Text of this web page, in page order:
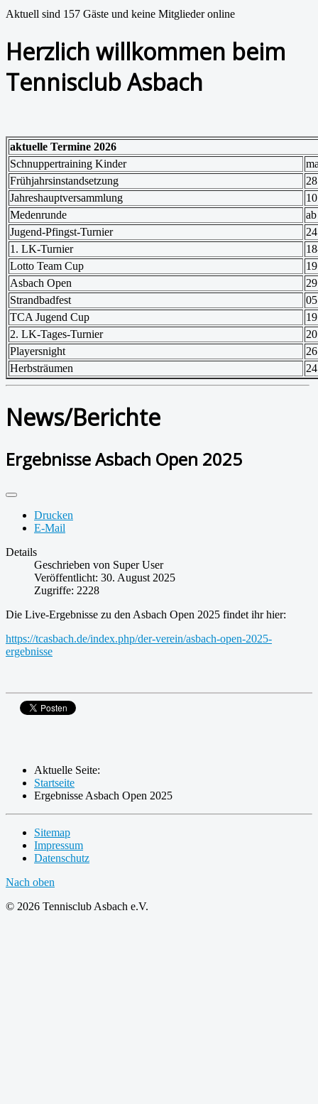
Aktuell sind 157 Gäste und keine Mitglieder online
Herzlich willkommen beim
Tennisclub Asbach
aktuelle Termine 2026
Schnuppertraining Kinder
Frühjahrsinstandsetzung
Jahreshauptversammlung
Medenrunde
Jugend-Pfingst-Turnier
1. LK-Turnier
Lotto Team Cup
Asbach Open
Strandbadfest
TCA Jugend Cup
2. LK-Tages-Turnier
Playersnight
Herbsträumen
News/Berichte
Ergebnisse Asbach Open 2025
Drucken
E-Mail
Details
Geschrieben von Super User
Veröffentlicht: 30. August 2025
Zugriffe: 2228
Die Live-Ergebnisse zu den Asbach Open 2025 findet ihr hier:
https://tcasbach.de/index.php/der-verein/asbach-open-2025-
ergebnisse
Aktuelle Seite:
Startseite
Ergebnisse Asbach Open 2025
Sitemap
Impressum
Datenschutz
Nach oben
© 2026 Tennisclub Asbach e.V.